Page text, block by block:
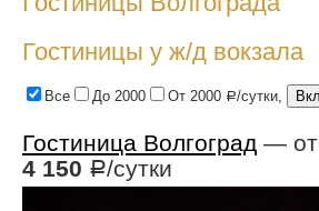
Гостиницы у ж/д вокзала
Все До 2000 От 2000 Р/сутки,
Гостиница Волгоград — от
4 150 Р/сутки